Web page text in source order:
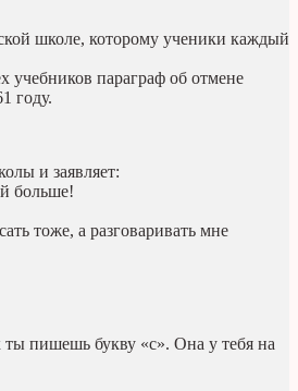
школе, которому ученики каждый
учебников параграф об отмене
году.
и заявляет:
больше!
тоже, а разговаривать мне
пишешь букву «с». Oна у тебя на